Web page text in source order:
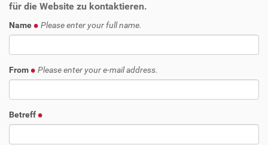
für die Website zu kontaktieren.
Name Please enter your full name.
From Please enter your e-mail address.
Betreff